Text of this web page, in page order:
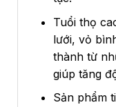
Tuổi thọ
lưới, vỏ
thành từ
giúp tăng
Sản phẩm